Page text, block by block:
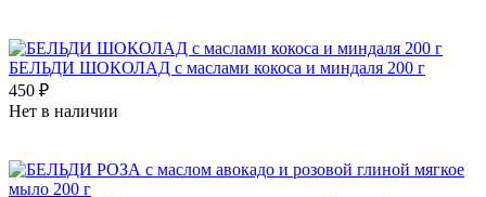
БЕЛЬДИ ШОКОЛАД с маслами кокоса и миндаля 200 г
450 ₽
Нет в наличии